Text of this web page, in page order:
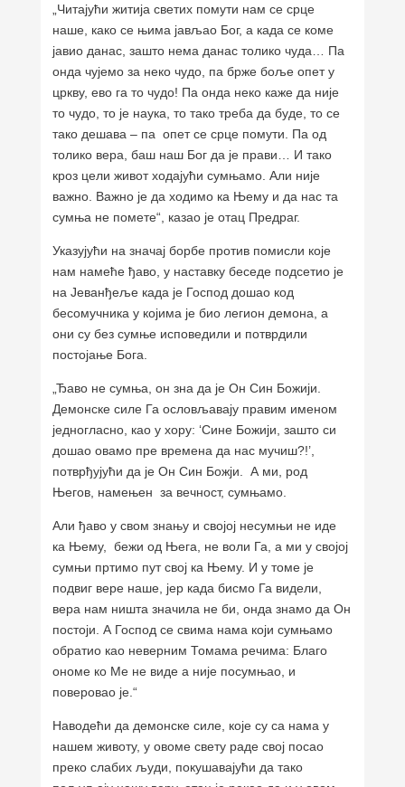
„Читајући житија светих помути нам се срце
наше, како се њима јављао Бог, а када се коме
јавио данас, зашто нема данас толико чуда… Па
онда чујемо за неко чудо, па брже боље опет у
цркву, ево га то чудо! Па онда неко каже да није
то чудо, то је наука, то тако треба да буде, то се
тако дешава – па опет се срце помути. Па од
толико вера, баш наш Бог да је прави… И тако
кроз цели живот ходајући сумњамо. Али није
важно. Важно је да ходимо ка Њему и да нас та
сумња не помете“, казао је отац Предраг.
Указујући на значај борбе против помисли које
нам намеће ђаво, у наставку беседе подсетио је
на Јеванђеље када је Господ дошао код
бесомучника у којима је био легион демона, а
они су без сумње исповедили и потврдили
постојање Бога.
„Ђаво не сумња, он зна да је Он Син Божији.
Демонске силе Га ословљавају правим именом
једногласно, као у хору: ‘Сине Божији, зашто си
дошао овамо пре времена да нас мучиш?!’,
потврђујући да је Он Син Божји. А ми, род
Његов, намењен за вечност, сумњамо.
Али ђаво у свом знању и својој несумњи не иде
ка Њему, бежи од Њега, не воли Га, а ми у својој
сумњи пртимо пут свој ка Њему. И у томе је
подвиг вере наше, јер када бисмо Га видели,
вера нам ништа значила не би, онда знамо да Он
постоји. А Господ се свима нама који сумњамо
обратио као неверним Томама речима: Благо
ономе ко Ме не виде а није посумњао, и
поверовао је.“
Наводећи да демонске силе, које су са нама у
нашем животу, у овоме свету раде свој посао
преко слабих људи, покушавајући да тако